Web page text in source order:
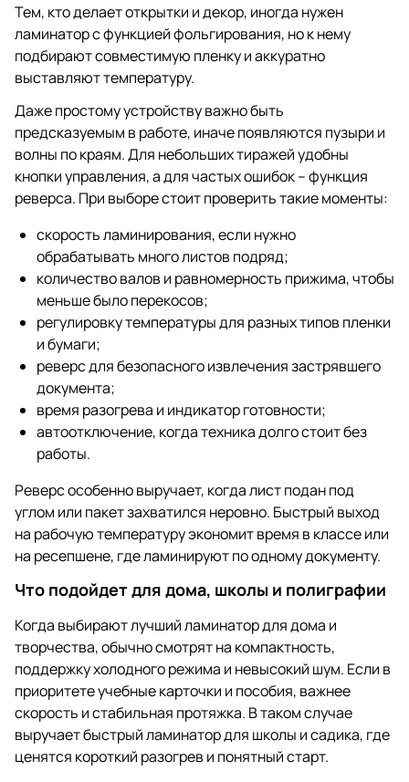
Тем, кто делает открытки и декор, иногда нужен
ламинатор с функцией фольгирования, но к нему
подбирают совместимую пленку и аккуратно
выставляют температуру.
Даже простому устройству важно быть
предсказуемым в работе, иначе появляются пузыри и
волны по краям. Для небольших тиражей удобны
кнопки управления, а для частых ошибок – функция
реверса. При выборе стоит проверить такие моменты:
скорость ламинирования, если нужно
обрабатывать много листов подряд;
количество валов и равномерность прижима, чтобы
меньше было перекосов;
регулировку температуры для разных типов пленки
и бумаги;
реверс для безопасного извлечения застрявшего
документа;
время разогрева и индикатор готовности;
автоотключение, когда техника долго стоит без
работы.
Реверс особенно выручает, когда лист подан под
углом или пакет захватился неровно. Быстрый выход
на рабочую температуру экономит время в классе или
на ресепшене, где ламинируют по одному документу.
Что подойдет для дома, школы и полиграфии
Когда выбирают лучший ламинатор для дома и
творчества, обычно смотрят на компактность,
поддержку холодного режима и невысокий шум. Если в
приоритете учебные карточки и пособия, важнее
скорость и стабильная протяжка. В таком случае
выручает быстрый ламинатор для школы и садика, где
ценятся короткий разогрев и понятный старт.